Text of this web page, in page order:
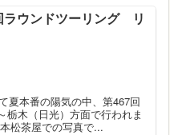
ラウンドツーリング リ
夏本番の陽気の中、第467回
栃木（日光）方面で行われま
松茶屋での写真で...